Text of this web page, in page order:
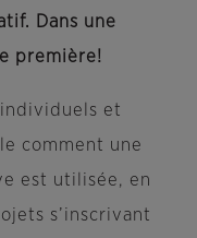
Dans une
première!
individuels et
comment une
est utilisée, en
s’inscrivant